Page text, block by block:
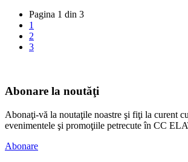
Pagina 1 din 3
1
2
3
Abonare la noutăţi
Abonaţi-vă la noutaţile noastre şi fiţi la curent
evenimentele şi promoţiile petrecute în CC
Abonare